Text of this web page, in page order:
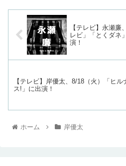
【テレビ】永瀬廉
レビ」「とくダネ
演！
【テレビ】岸優太、8/18（火）「ヒル
ス!」に出演！
ホーム 岸優太